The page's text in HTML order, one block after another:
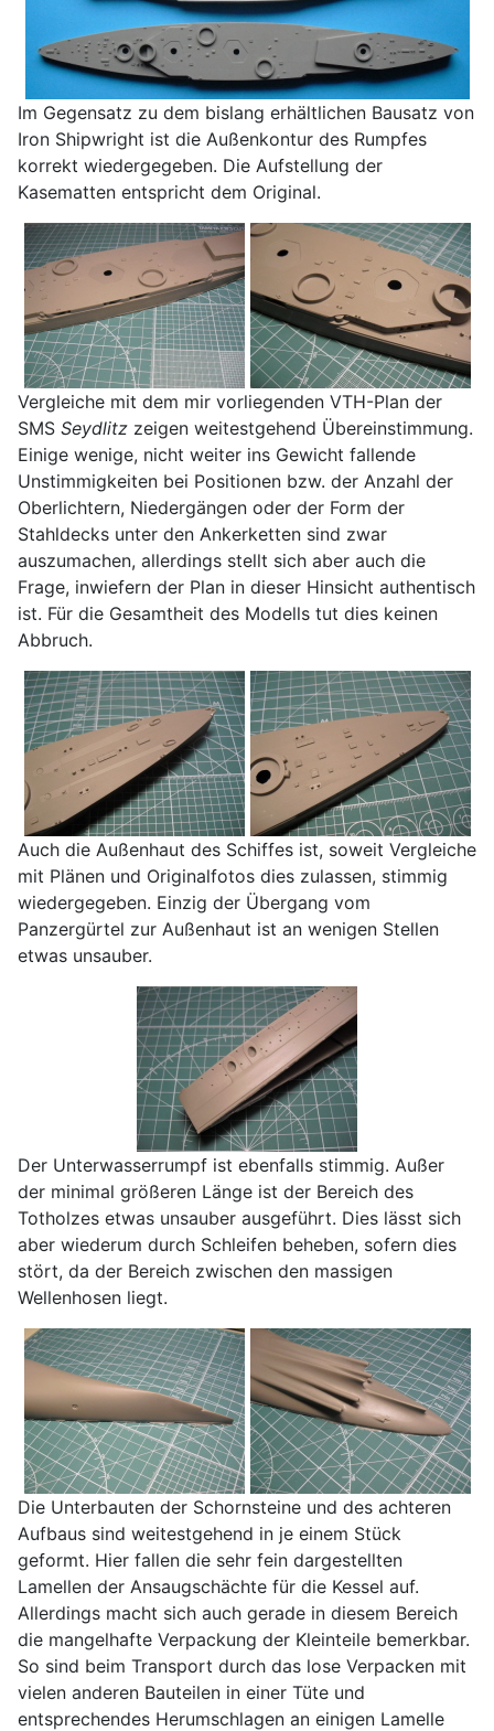
Im Gegensatz zu dem bislang erhältlichen Bausatz von
Iron Shipwright ist die Außenkontur des Rumpfes
korrekt wiedergegeben. Die Aufstellung der
Kasematten entspricht dem Original.
Vergleiche mit dem mir vorliegenden VTH-Plan der
SMS Seydlitz zeigen weitestgehend Übereinstimmung.
Einige wenige, nicht weiter ins Gewicht fallende
Unstimmigkeiten bei Positionen bzw. der Anzahl der
Oberlichtern, Niedergängen oder der Form der
Stahldecks unter den Ankerketten sind zwar
auszumachen, allerdings stellt sich aber auch die
Frage, inwiefern der Plan in dieser Hinsicht authentisch
ist. Für die Gesamtheit des Modells tut dies keinen
Abbruch.
Auch die Außenhaut des Schiffes ist, soweit Vergleiche
mit Plänen und Originalfotos dies zulassen, stimmig
wiedergegeben. Einzig der Übergang vom
Panzergürtel zur Außenhaut ist an wenigen Stellen
etwas unsauber.
Der Unterwasserrumpf ist ebenfalls stimmig. Außer
der minimal größeren Länge ist der Bereich des
Totholzes etwas unsauber ausgeführt. Dies lässt sich
aber wiederum durch Schleifen beheben, sofern dies
stört, da der Bereich zwischen den massigen
Wellenhosen liegt.
Die Unterbauten der Schornsteine und des achteren
Aufbaus sind weitestgehend in je einem Stück
geformt. Hier fallen die sehr fein dargestellten
Lamellen der Ansaugschächte für die Kessel auf.
Allerdings macht sich auch gerade in diesem Bereich
die mangelhafte Verpackung der Kleinteile bemerkbar.
So sind beim Transport durch das lose Verpacken mit
vielen anderen Bauteilen in einer Tüte und
entsprechendes Herumschlagen an einigen Lamelle